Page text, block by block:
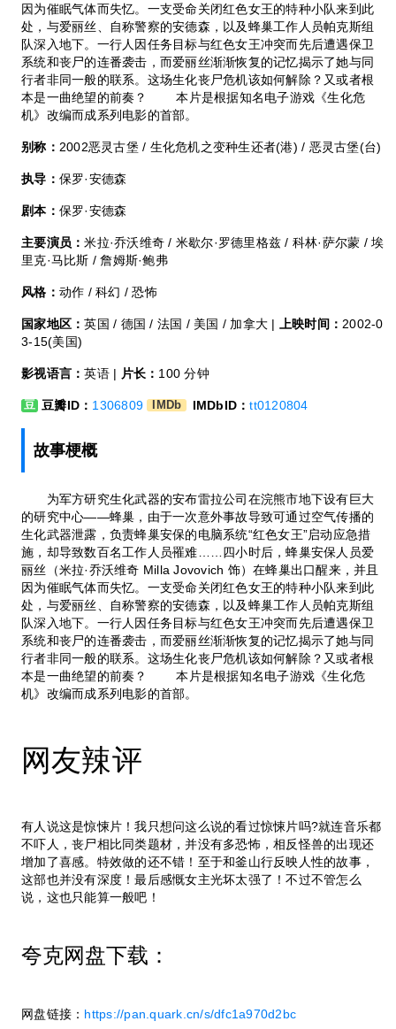
因为催眠气体而失忆。一支受命关闭红色女王的特种小队来到此
处，与爱丽丝、自称警察的安德森，以及蜂巢工作人员帕克斯组
队深入地下。一行人因任务目标与红色女王冲突而先后遭遇保卫
系统和丧尸的连番袭击，而爱丽丝渐渐恢复的记忆揭示了她与同
行者非同一般的联系。这场生化丧尸危机该如何解除？又或者根
本是一曲绝望的前奏？ 本片是根据知名电子游戏《生化危
机》改编而成系列电影的首部。
别称： 2002恶灵古堡 / 生化危机之变种生还者(港) / 恶灵古堡(台)
执导： 保罗·安德森
剧本： 保罗·安德森
主要演员：米拉·乔沃维奇 / 米歇尔·罗德里格兹 / 科林·萨尔蒙 / 埃
里克·马比斯 / 詹姆斯·鲍弗
风格： 动作 / 科幻 / 恐怖
国家地区：英国 / 德国 / 法国 / 美国 / 加拿大 | 上映时间： 2002-0
3-15(美国)
影视语言：英语 | 片长： 100 分钟
豆 豆瓣ID： 1306809 IMDb IMDbID：tt0120804
故事梗概
为军方研究生化武器的安布雷拉公司在浣熊市地下设有巨大
的研究中心——蜂巢，由于一次意外事故导致可通过空气传播的
生化武器泄露，负责蜂巢安保的电脑系统“红色女王”启动应急措
施，却导致数百名工作人员罹难……四小时后，蜂巢安保人员爱
丽丝（米拉·乔沃维奇 Milla Jovovich 饰）在蜂巢出口醒来，并且
因为催眠气体而失忆。一支受命关闭红色女王的特种小队来到此
处，与爱丽丝、自称警察的安德森，以及蜂巢工作人员帕克斯组
队深入地下。一行人因任务目标与红色女王冲突而先后遭遇保卫
系统和丧尸的连番袭击，而爱丽丝渐渐恢复的记忆揭示了她与同
行者非同一般的联系。这场生化丧尸危机该如何解除？又或者根
本是一曲绝望的前奏？ 本片是根据知名电子游戏《生化危
机》改编而成系列电影的首部。
网友辣评
有人说这是惊悚片！我只想问这么说的看过惊悚片吗?就连音乐都
不吓人，丧尸相比同类题材，并没有多恐怖，相反怪兽的出现还
增加了喜感。特效做的还不错！至于和釜山行反映人性的故事，
这部也并没有深度！最后感慨女主光坏太强了！不过不管怎么
说，这也只能算一般吧！
夸克网盘下载：
网盘链接： https://pan.quark.cn/s/dfc1a970d2bc